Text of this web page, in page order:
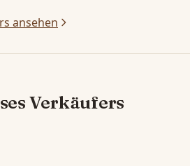
ansehen
Verkäufers